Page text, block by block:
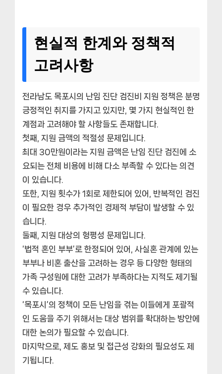
현실적 한계와 정책적
고려사항
전라남도 목포시의 난임 진단 검진비 지원 정책은 분명
긍정적인 취지를 가지고 있지만, 몇 가지 현실적인 한
계점과 고려해야 할 사항들도 존재합니다.
첫째, 지원 금액의 적절성 문제입니다.
최대 30만원이라는 지원 금액은 난임 진단 검진에 소
요되는 전체 비용에 비해 다소 부족할 수 있다는 의견
이 있습니다.
또한, 지원 횟수가 1회로 제한되어 있어, 반복적인 검진
이 필요한 경우 추가적인 경제적 부담이 발생할 수 있
습니다.
둘째, 지원 대상의 형평성 문제입니다.
‘법적 혼인 부부’로 한정되어 있어, 사실혼 관계에 있는
부부나 비혼 출산을 고려하는 경우 등 다양한 형태의
가족 구성원에 대한 고려가 부족하다는 지적도 제기될
수 있습니다.
‘목포시’의 정책이 모든 난임을 겪는 이들에게 포괄적
인 도움을 주기 위해서는 대상 범위를 확대하는 방안에
대한 논의가 필요할 수 있습니다.
마지막으로, 제도 홍보 및 접근성 강화의 필요성도 제
기됩니다.